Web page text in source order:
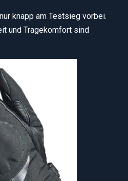
knapp am Testsieg vorbei.
und Tragekomfort sind